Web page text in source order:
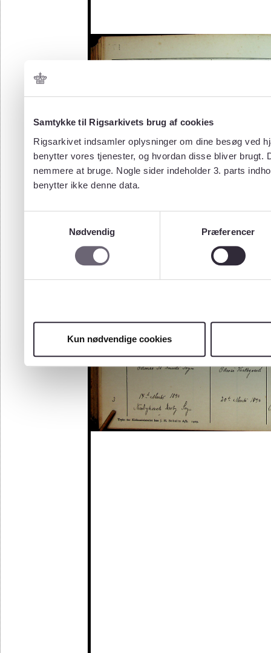
Samtykke til Rigsarkivets brug af cookies
Rigsarkivet indsamler oplysninger om dine besøg ved
benytter vores tjenester, og hvordan disse bliver
nemmere at bruge. Nogle sider indeholder 3. parts
benytter ikke denne data.
Nødvendig
Præferencer
Kun nødvendige cookies